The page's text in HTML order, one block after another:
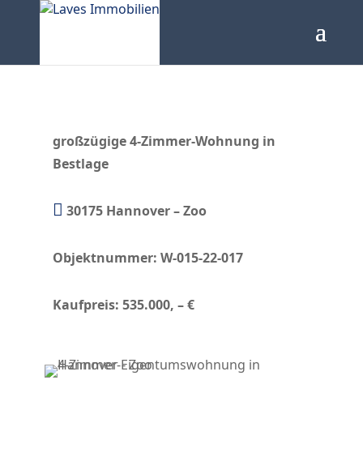
großzügige 4-Zimmer-Wohnung in
Bestlage
 30175 Hannover – Zoo
Objektnummer: W-015-22-017
Kaufpreis: 535.000, – €